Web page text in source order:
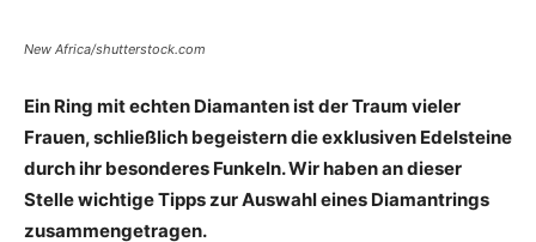
New Africa/shutterstock.com
Ein Ring mit echten Diamanten ist der Traum vieler
Frauen, schließlich begeistern die exklusiven Edelsteine
durch ihr besonderes Funkeln. Wir haben an dieser
Stelle wichtige Tipps zur Auswahl eines Diamantrings
zusammengetragen.